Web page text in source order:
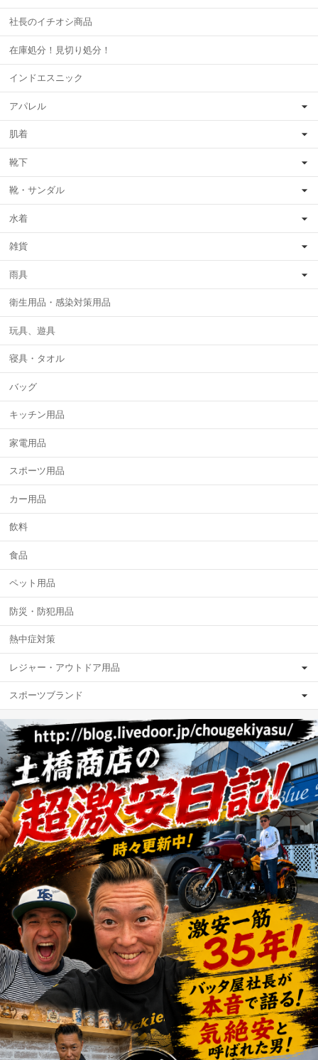
社長のイチオシ商品
在庫処分！見切り処分！
インドエスニック
アパレル
肌着
靴下
靴・サンダル
水着
雑貨
雨具
衛生用品・感染対策用品
玩具、遊具
寝具・タオル
バッグ
キッチン用品
家電用品
スポーツ用品
カー用品
飲料
食品
ペット用品
防災・防犯用品
熱中症対策
レジャー・アウトドア用品
スポーツブランド